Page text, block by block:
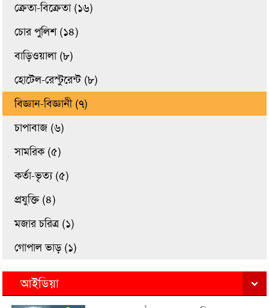
ক্রেতা-বিক্রেতা (১৬)
চোর পুলিশ (১৪)
বাড়িওয়ালা (৮)
হোটেল-রেস্টুরেন্ট (৮)
বিজ্ঞান-বিজ্ঞানী (৭)
চাপাবাজ (৬)
সামরিক (৫)
কর্তা-ভৃত্য (৫)
প্রযুক্তি (৪)
মজার চরিত্র (১)
গোপাল ভাড় (১)
আইডিয়া